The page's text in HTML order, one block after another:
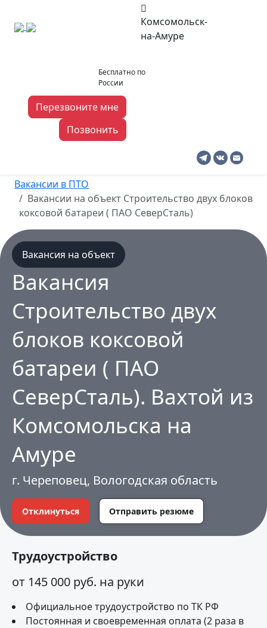
Комсомольск-
на-Амуре
Бесплатно по
России
Перезвоните мне
Позвонить
Вакансии в ПТО
Вакансии на объект Строительство двух блоков
коксовой батареи ( ПАО СеверСталь)
Вакансия на объект
Вакансия
Строительство двух
блоков коксовой
батареи ( ПАО
СеверСталь). Вахтой из
Комсомольска на
Амуре
г. Череповец, Вологодская область
Отклинуться Отправить резюме
Трудоустройство
от 145 000 руб. на руки
Официальное трудоустройство по ТК РФ
Постоянная и своевременная оплата (2 раза в